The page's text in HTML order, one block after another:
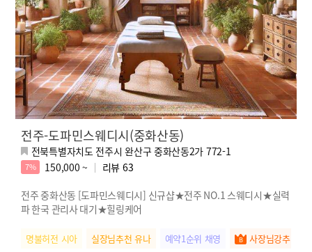
전주-도파민스웨디시(중화산동)
전북특별자치도 전주시 완산구 중화산동2가 772-1
7% 150,000 ~ 리뷰 63
전주 중화산동 [도파민스웨디시] 신규샵★전주 NO.1 스웨디시★실력
파 한국 관리사 대기★힐링케어
명불허전 시아 실장님추천 유나 예약1순위 채영 사장님강추 서아